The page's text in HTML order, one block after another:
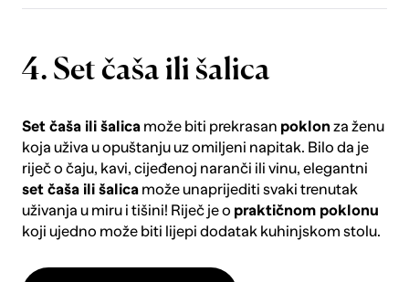
4. Set čaša ili šalica
Set čaša ili šalicamože biti prekrasan poklon za ženu
koja uživa u opuštanju uz omiljeni napitak. Bilo da je
riječ o čaju, kavi, cijeđenoj naranči ili vinu, elegantni
set čaša ili šalicamože unaprijediti svaki trenutak
uživanja u miru i tišini! Riječ je o praktičnom poklonu
koji ujedno može biti lijepi dodatak kuhinjskom stolu.